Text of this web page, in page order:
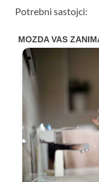
Potrebni sastojci: